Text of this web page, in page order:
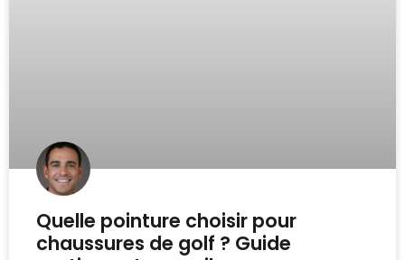
Quelle pointure choisir pour
chaussures de golf ? Guide